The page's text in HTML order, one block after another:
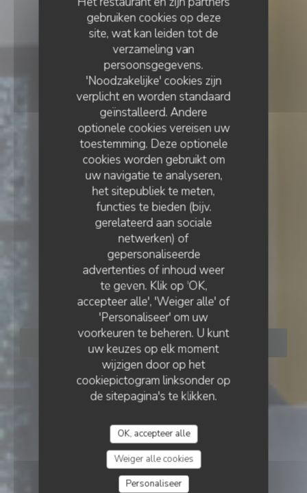
gebruiken cookies op deze
site, wat kan leiden tot de
verzameling van
persoonsgegevens.
'Noodzakelijke' cookies zijn
verplicht en worden standaard
geïnstalleerd. Andere
optionele cookies vereisen uw
toestemming. Deze optionele
cookies worden gebruikt om
uw navigatie te analyseren,
het sitepubliek te meten,
functies te bieden (bijv.
gerelateerd aan sociale
netwerken) of
gepersonaliseerde
advertenties of inhoud weer
te geven. Klik op 'OK,
accepteer alle', 'Weiger alle' of
'Personaliseer' om uw
voorkeuren te beheren. U kunt
uw keuzes op elk moment
wijzigen door op het
cookiepictogram linksonder op
de sitepagina's te klikken.
OK, accepteer alle
Weiger alle cookies
Personaliseer
RESTAURANT TRADITIONNEL
• ERMONT
Vin sur Vin
RESERVEER EEN TAFEL
VIN SUR VIN